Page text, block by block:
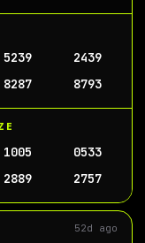
5239
2439
8287 8793
1005
0533
2889 2757
52d ago